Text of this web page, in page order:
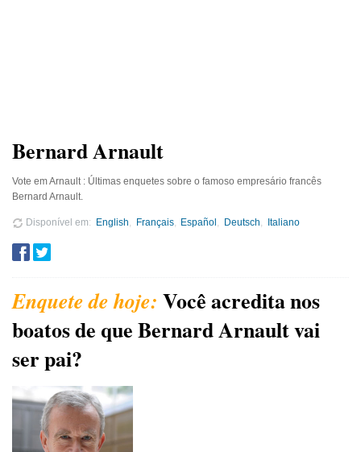
Bernard Arnault
Vote em Arnault : Últimas enquetes sobre o famoso empresário francês
Bernard Arnault.
Disponível em English Français Español Deutsch Italiano
Você acredita nos
boatos de que Bernard Arnault vai
ser pai?